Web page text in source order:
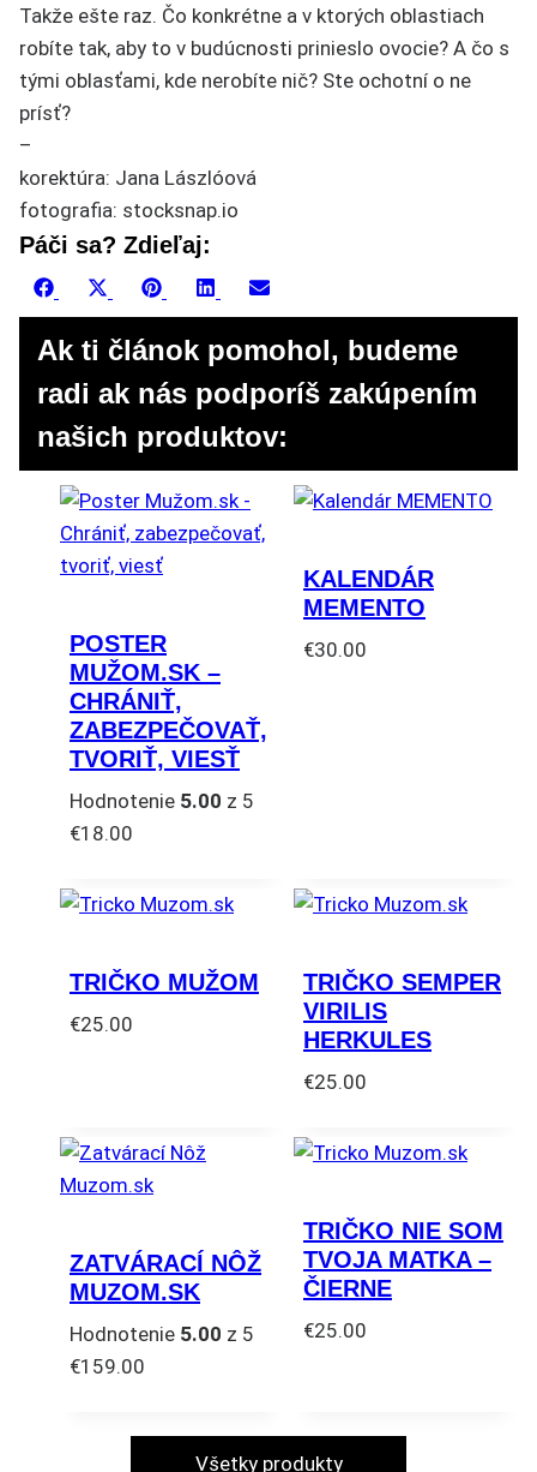
Takže ešte raz. Čo konkrétne a v ktorých oblastiach
robíte tak, aby to v budúcnosti prinieslo ovocie? A čo s
tými oblasťami, kde nerobíte nič? Ste ochotní o ne
prísť?
–
korektúra: Jana Lászlóová
fotografia: stocksnap.io
Páči sa? Zdieľaj:
Share
on
Facebook
Share
on
(Twitter)
Share
on
PinterestShare
on
LinkedInShare
on
Ak ti článok pomohol, budeme
radi ak nás podporíš zakúpením
našich produktov:
POSTER
MUŽOM.SK –
CHRÁNIŤ,
ZABEZPEČOVAŤ,
TVORIŤ, VIESŤ
Hodnotenie 5.00 z 5
€18.00
KALENDÁR
MEMENTO
€30.00
TRIČKO MUŽOM
€25.00
viacero
variantov.
si
môžete
na
stránke
TRIČKO SEMPER
VIRILIS
HERKULES
€25.00
produkt
variantov.
Možnosti
si
môžete
stránke
ZATVÁRACÍ NÔŽ
MUZOM.SK
Hodnotenie 5.00 z 5
€159.00
TRIČKO NIE SOM
TVOJA MATKA –
ČIERNE
€25.00
viacero
Všetky produkty